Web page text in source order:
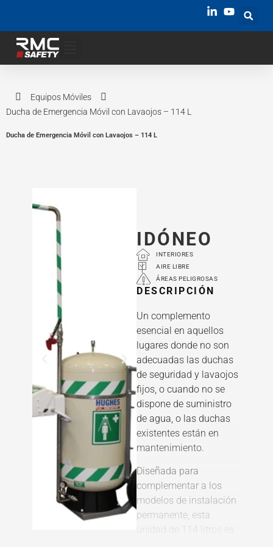
Equipos Móviles
Ducha de Emergencia Móvil con Lavaojos – 114 L
Ducha de Emergencia Móvil con Lavaojos – 114 L
IDÓNEO
INTERIORES
AIRE LIBRE
ÁREAS PELIGROSAS
DESCRIPCIÓN
Un complemento
esencial en aquellos
lugares donde no son
adecuadas las duchas
de seguridad y lavaojos
fijos, o cuando no se
dispone de suministro
de agua, o las duchas
existentes están en
mantenimiento.
Diseñada para
complementar a los
modelos de instalación
permanente, esta
unidad de 114 litros es